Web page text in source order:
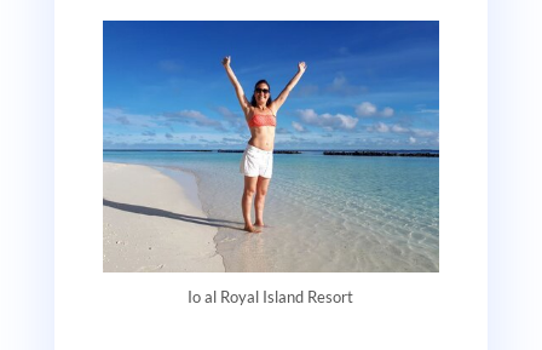
Io al Royal Island Resort